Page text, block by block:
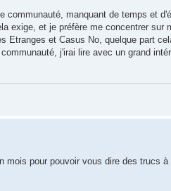
communauté, manquant de temps et
exige, et je préfère me concentrer sur
Etranges et Casus No, quelque part
j'irai lire avec un grand
mois pour pouvoir vous dire des trucs à